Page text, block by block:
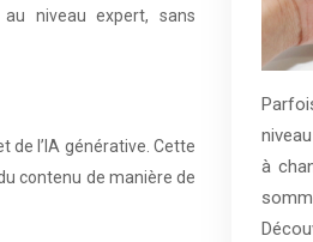
niveau expert, sans
de l’IA générative. Cette
contenu de manière de
à